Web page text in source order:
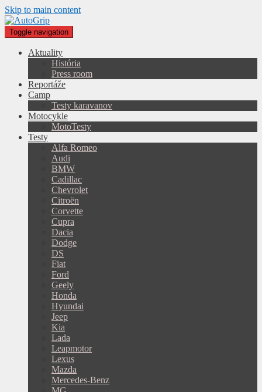
Skip to main content
Toggle navigation
Aktuality
História
Press room
Reportáže
Camp
Testy karavanov
Motocykle
MotoTesty
Testy
Alfa Romeo
Audi
BMW
Cadillac
Chevrolet
Citroën
Corvette
Cupra
Dacia
Dodge
DS
Fiat
Ford
Geely
Honda
Hyundai
Jeep
Kia
Lada
Leapmotor
Lexus
Mazda
Mercedes-Benz